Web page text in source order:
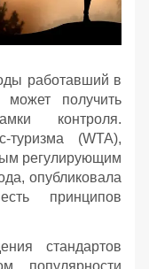
работавший в
может получить
контроля.
туризма (WTA),
регулирующим
опубликовала
принципов
стандартов
популярности